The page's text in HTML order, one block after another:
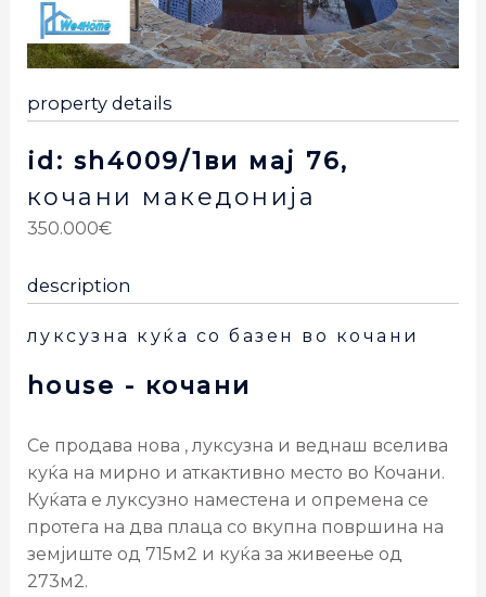
property details
id: sh4009/1ви мај 76,
кочани македонија
350.000€
description
луксузна куќа со базен во кочани
house - кочани
Се продава нова , луксузна и веднаш вселива
куќа на мирно и аткактивно место во Кочани.
Куќата е луксузно наместена и опремена се
протега на два плаца со вкупна површина на
земјиште од 715м2 и куќа за живеење од
273м2.